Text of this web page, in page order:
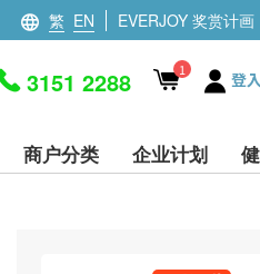
繁 EN EVERJOY 奖赏计画
3151 2288 1 登
商户分类 企业计划